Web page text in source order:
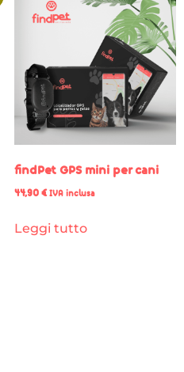
findPet GPS mini per cani
44,90 € IVA inclusa
Leggi tutto